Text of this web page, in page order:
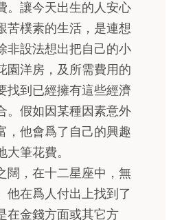
。讓今天出生的人安心
苦樸素的生活，是連想
非設法想出把自己的小
園洋房，及所需費用的
找到已經擁有這些經濟
。假如因某種因素意外
，他會爲了自己的興趣
筆花費。
闊，在十二星座中，無
他在爲人付出上找到了
在金錢方面或其它方